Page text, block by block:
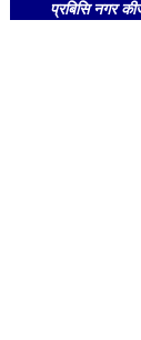
प्रबिसि नगर कीजै सब